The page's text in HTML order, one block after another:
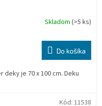
Skladom (>5 ks)
Do košíka
je 70 x 100 cm. Deku
Kód: 11538